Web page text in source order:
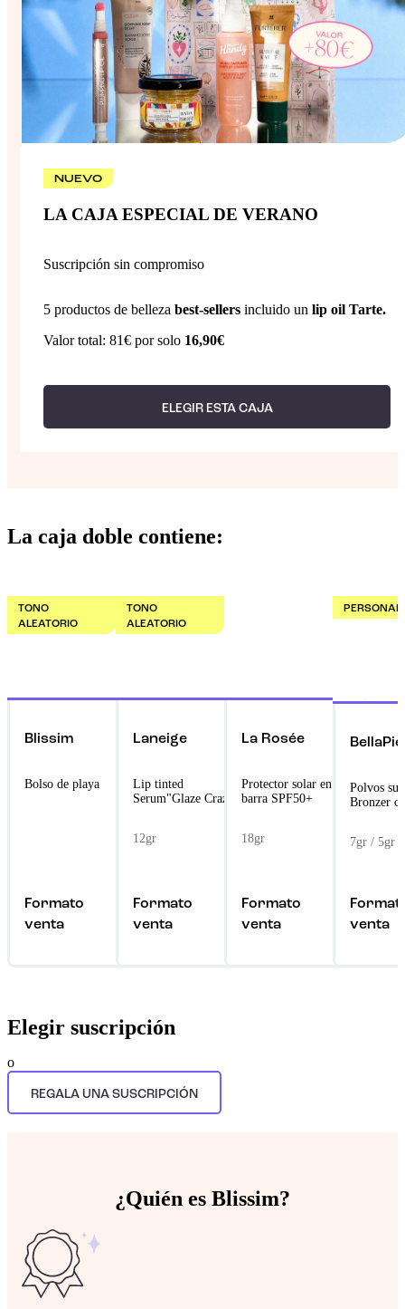
NUEVO
LA CAJA ESPECIAL DE VERANO
Suscripción sin compromiso
5 productos de belleza best-sellers incluido un lip oil Tarte.
Valor total: 81€ por solo 16,90€
ELEGIR ESTA CAJA
La caja doble contiene:
TONO
ALEATORIO
Blissim
Bolso de playa
Formato
venta
TONO
ALEATORIO
Laneige
Lip tinted
Serum"Glaze Craze"
12gr
Formato
venta
La Rosée
Protector solar en
barra SPF50+
18gr
Formato
venta
Polvos
Bronzer
7gr / 5gr
venta
Elegir suscripción
o
REGALA UNA SUSCRIPCIÓN
¿Quién es Blissim?